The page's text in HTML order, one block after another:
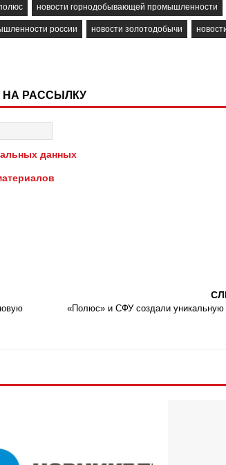
новости горнодобывающей промышленности
россии новости золотодобычи
РАССЫЛКУ
данных
«Полюс» и СФУ создали уникальную